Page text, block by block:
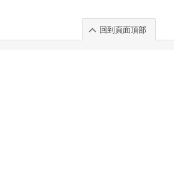
回到頁面頂部